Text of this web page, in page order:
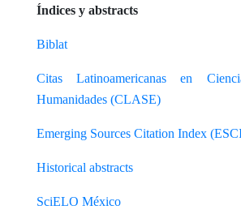
Índices y abstracts
Biblat
Citas Latinoamericanas en
Humanidades (CLASE)
Emerging Sources Citation Index
Historical abstracts
SciELO México